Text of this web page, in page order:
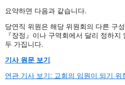
요약하면 다음과 같습니다.
당연직 위원은 해당 위원회의 다른 구
『장정』이나 구역회에서 달리 정하
두 가집니다.
기사 원문 보기
연관 기사 보기: 교회의 임원이 되기